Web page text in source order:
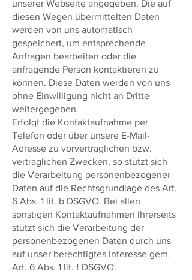
unserer Webseite angegeben. Die auf
diesen Wegen übermittelten Daten
werden von uns automatisch
gespeichert, um entsprechende
Anfragen bearbeiten oder die
anfragende Person kontaktieren zu
können. Diese Daten werden von uns
ohne Einwilligung nicht an Dritte
weitergegeben.
Erfolgt die Kontaktaufnahme per
Telefon oder über unsere E-Mail-
Adresse zu vorvertraglichen bzw.
vertraglichen Zwecken, so stützt sich
die Verarbeitung personenbezogener
Daten auf die Rechtsgrundlage des Art.
6 Abs. 1 lit. b DSGVO. Bei allen
sonstigen Kontaktaufnahmen Ihrerseits
stützt sich die Verarbeitung der
personenbezogenen Daten durch uns
auf unser berechtigtes Interesse gem.
Art. 6 Abs. 1 lit. f DSGVO.